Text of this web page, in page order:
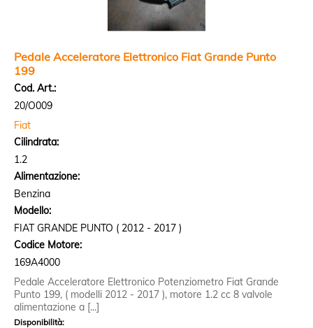
Pedale Acceleratore Elettronico Fiat Grande Punto
199
Cod. Art.:
20/O009
Fiat
Cilindrata:
1.2
Alimentazione:
Benzina
Modello:
FIAT GRANDE PUNTO ( 2012 - 2017 )
Codice Motore:
169A4000
Pedale Acceleratore Elettronico Potenziometro Fiat Grande
Punto 199, ( modelli 2012 - 2017 ), motore 1.2 cc 8 valvole
alimentazione a [...]
Disponibilità: